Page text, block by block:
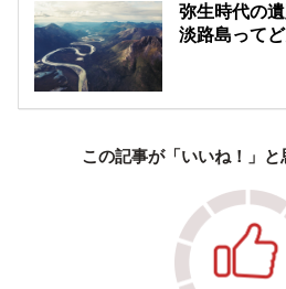
弥生時代の
淡路島って
この記事が「いいね！」と